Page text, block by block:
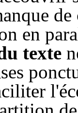
en
texte